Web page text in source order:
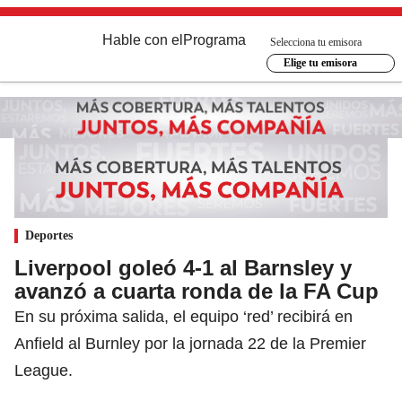
Hable con el Programa
Selecciona tu emisora
Elige tu emisora
Deportes
Liverpool goleó 4-1 al Barnsley y
avanzó a cuarta ronda de la FA Cup
En su próxima salida, el equipo ‘red’ recibirá en
Anfield al Burnley por la jornada 22 de la Premier
League.